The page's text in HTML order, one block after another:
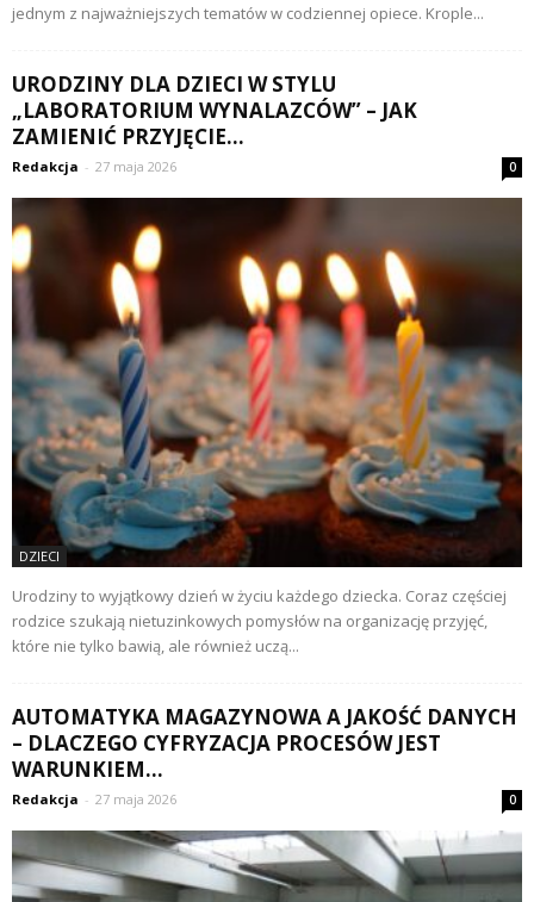
jednym z najważniejszych tematów w codziennej opiece. Krople...
URODZINY DLA DZIECI W STYLU
„LABORATORIUM WYNALAZCÓW” – JAK
ZAMIENIĆ PRZYJĘCIE...
Redakcja - 27 maja 2026 0
DZIECI
Urodziny to wyjątkowy dzień w życiu każdego dziecka. Coraz częściej
rodzice szukają nietuzinkowych pomysłów na organizację przyjęć,
które nie tylko bawią, ale również uczą...
AUTOMATYKA MAGAZYNOWA A JAKOŚĆ DANYCH
– DLACZEGO CYFRYZACJA PROCESÓW JEST
WARUNKIEM...
Redakcja - 27 maja 2026 0